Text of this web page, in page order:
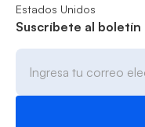
Estados Unidos
Suscríbete al boletín